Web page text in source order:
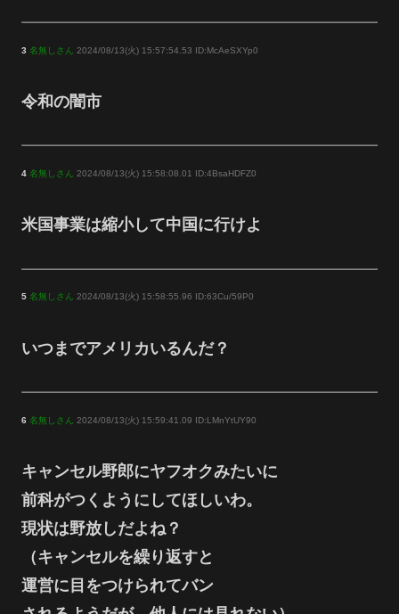
3 名無しさん 2024/08/13(火) 15:57:54.53 ID:McAeSXYp0
令和の闇市
4 名無しさん 2024/08/13(火) 15:58:08.01 ID:4BsaHDFZ0
米国事業は縮小して中国に行けよ
5 名無しさん 2024/08/13(火) 15:58:55.96 ID:63Cu/59P0
いつまでアメリカいるんだ？
6 名無しさん 2024/08/13(火) 15:59:41.09 ID:LMnYtUY90
キャンセル野郎にヤフオクみたいに
前科がつくようにしてほしいわ。
現状は野放しだよね？
（キャンセルを繰り返すと
運営に目をつけられてバン